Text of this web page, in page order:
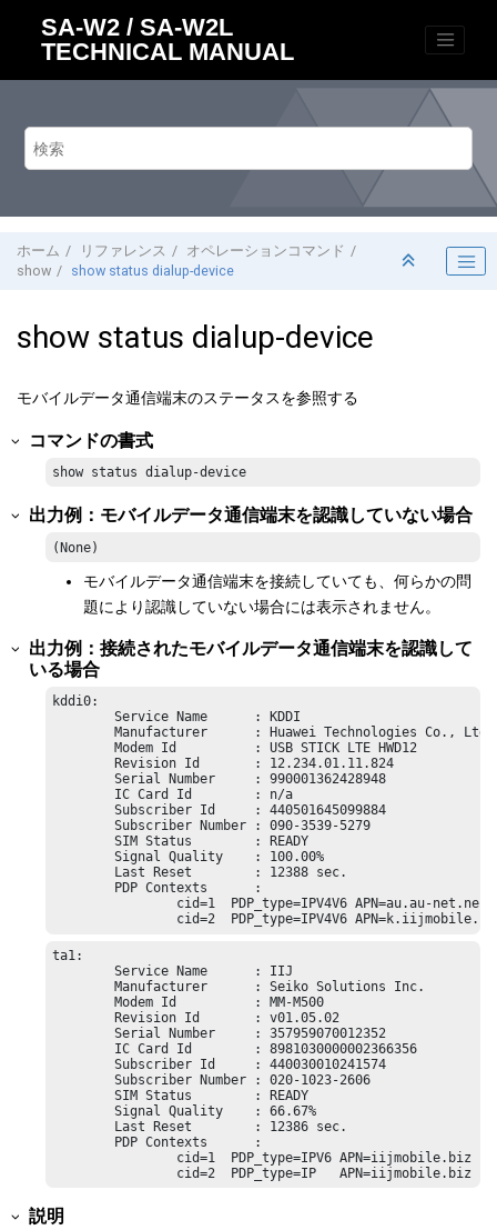
SA-W2 / SA-W2L
TECHNICAL MANUAL
ホーム リファレンス
オペレーションコマンド
show
show status dialup-device
show status dialup-device
モバイルデータ通信端末のステータスを参照する
コマンドの書式
show status dialup-device
出力例：モバイルデータ通信端末を認識していない場合
(None)
モバイルデータ通信端末を接続していても、何らかの問
題により認識していない場合には表示されません。
出力例：接続されたモバイルデータ通信端末を認識して
いる場合
kddi0:
        Service Name      : KDDI
        Manufacturer      : Huawei Technologies Co., Ltd.
        Modem Id          : USB STICK LTE HWD12
        Revision Id       : 12.234.01.11.824
        Serial Number     : 990001362428948
        IC Card Id        : n/a
        Subscriber Id     : 440501645099884
        Subscriber Number : 090-3539-5279
        SIM Status        : READY
        Signal Quality    : 100.00%
        Last Reset        : 12388 sec.
        PDP Contexts      :
cid=1  PDP_type=IPV4V6 APN=au.au-
                cid=2  PDP_type=IPV4V6 APN=k.iijmobile.jp
ta1:
        Service Name      : IIJ
        Manufacturer      : Seiko Solutions Inc.
        Modem Id          : MM-M500
        Revision Id       : v01.05.02
        Serial Number     : 357959070012352
        IC Card Id        : 8981030000002366356
        Subscriber Id     : 440030010241574
        Subscriber Number : 020-1023-2606
        SIM Status        : READY
        Signal Quality    : 66.67%
        Last Reset        : 12386 sec.
        PDP Contexts      :
                cid=1  PDP_type=IPV6 APN=iijmobile.biz
                cid=2  PDP_type=IP   APN=iijmobile.biz
説明